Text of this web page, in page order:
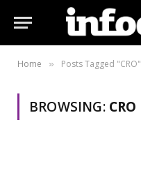
Home » Posts Tagged "CRO"
BROWSING: CRO